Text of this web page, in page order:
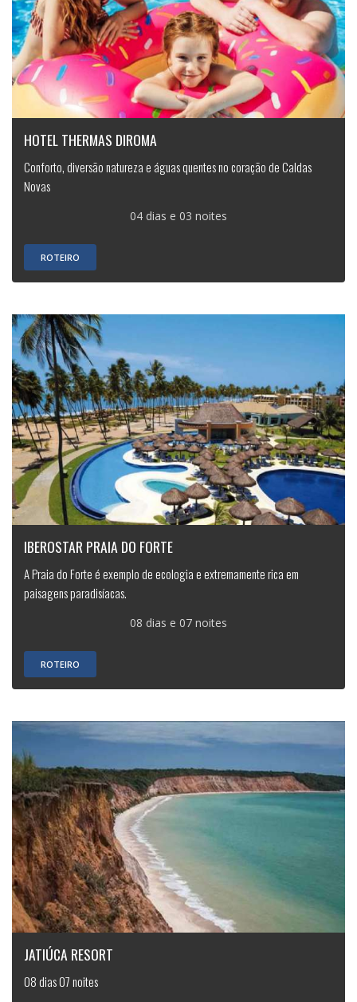
HOTEL THERMAS DIROMA
Conforto, diversão natureza e águas quentes no coração de Caldas
Novas
04 dias e 03 noites
ROTEIRO
IBEROSTAR PRAIA DO FORTE
A Praia do Forte é exemplo de ecologia e extremamente rica em
paisagens paradisíacas.
08 dias e 07 noites
ROTEIRO
JATIÚCA RESORT
08 dias 07 noites